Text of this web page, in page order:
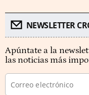
NEWSLETTER
Apúntate a la
las noticias más